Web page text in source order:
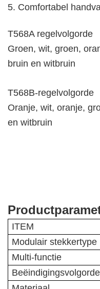
5. Comfortabel
T568A regelvolgorde
Groen, wit, groen,
bruin en witbruin
T568B-regelvolgorde
Oranje, wit, oranje,
en witbruin
ITEM
Modulair stekkertype
Multi-functie
Beëindigingsvolgorde